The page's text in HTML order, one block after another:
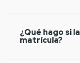
¿Qué hago si
matrícula?